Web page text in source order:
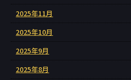
2025年11月
2025年10月
2025年9月
2025年8月